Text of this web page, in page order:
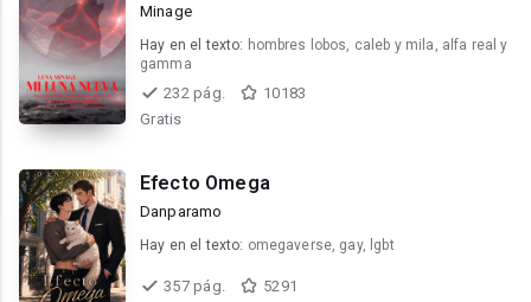
Minage
Hay en el texto: hombres lobos, caleb y mila, alfa real y
gamma
232 pág.
10183
Gratis
Efecto Omega
Danparamo
Hay en el texto: omegaverse, gay, lgbt
357 pág.
5291